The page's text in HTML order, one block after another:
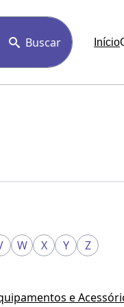
Buscar
Início
W X Y Z
e